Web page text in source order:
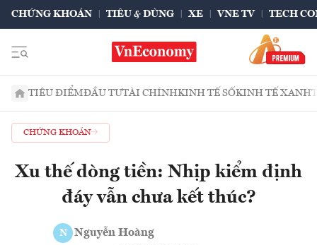
CHỨNG KHOÁN TIÊU & DÙNG XE VNE TV TECH
TIÊU ĐIỂMĐẦU TƯTÀI CHÍNHKINH TẾ SỐKINH TẾ XANH
CHỨNG KHOÁN
Xu thế dòng tiền: Nhịp kiểm định
đáy vẫn chưa kết thúc?
N Nguyễn Hoàng